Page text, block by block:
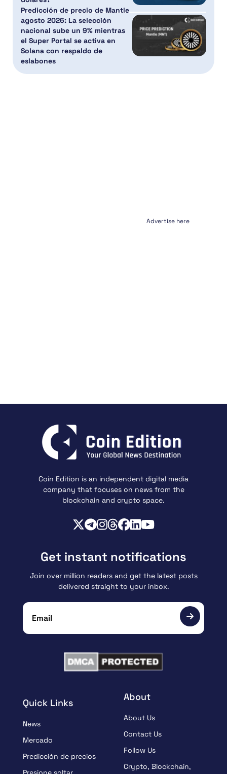
Predicción de precio de Mantle
agosto 2026: La selección
nacional sube un 9% mientras
el Super Portal se activa en
Solana con respaldo de
eslabones
Advertise here
Coin Edition is an independent digital media
company that focuses on news from the
blockchain and crypto space.
Quick Links
News
Mercado
Predicción de precios
About
About Us
Contact Us
Follow Us
Crypto, Blockchain,
Get instant notifications
Join over million readers and get the latest posts
delivered straight to your inbox.